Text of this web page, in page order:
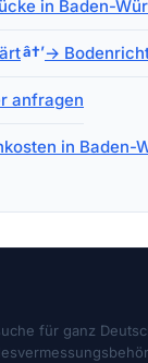
in Baden-
→
anfragen
in Baden-
für ganz